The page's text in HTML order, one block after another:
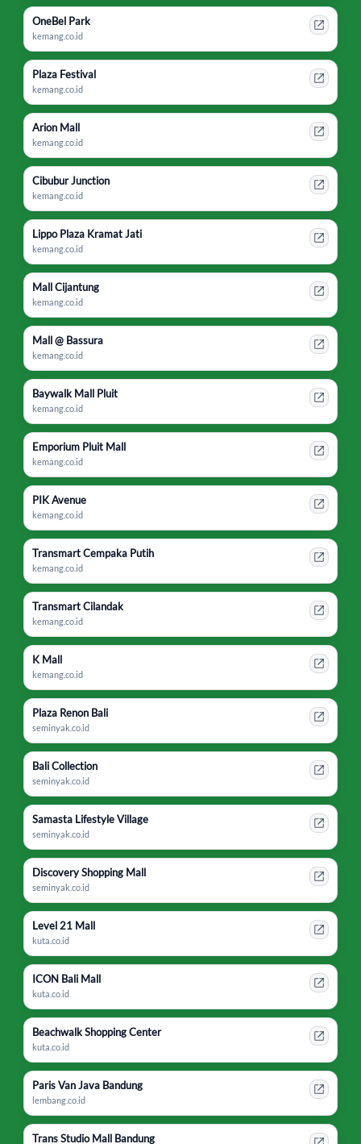
OneBel Park
kemang.co.id
Plaza Festival
kemang.co.id
Arion Mall
kemang.co.id
Cibubur Junction
kemang.co.id
Lippo Plaza Kramat Jati
kemang.co.id
Mall Cijantung
kemang.co.id
Mall @ Bassura
kemang.co.id
Baywalk Mall Pluit
kemang.co.id
Emporium Pluit Mall
kemang.co.id
PIK Avenue
kemang.co.id
Transmart Cempaka Putih
kemang.co.id
Transmart Cilandak
kemang.co.id
K Mall
kemang.co.id
Plaza Renon Bali
seminyak.co.id
Bali Collection
seminyak.co.id
Samasta Lifestyle Village
seminyak.co.id
Discovery Shopping Mall
seminyak.co.id
Level 21 Mall
kuta.co.id
ICON Bali Mall
kuta.co.id
Beachwalk Shopping Center
kuta.co.id
Paris Van Java Bandung
lembang.co.id
Trans Studio Mall Bandung